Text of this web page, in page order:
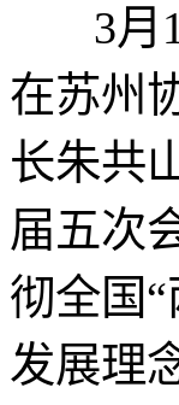
3月18
在苏州
长朱共
届五次
彻全国
发展理